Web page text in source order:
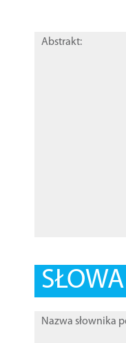
Abstrakt:
Nazwa słownika